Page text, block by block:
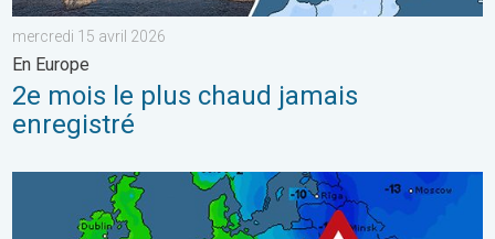
mercredi 15 avril 2026
En Europe
2e mois le plus chaud jamais
enregistré
Un début d'année 2026 hivernal. Froid récalcitrant. . .